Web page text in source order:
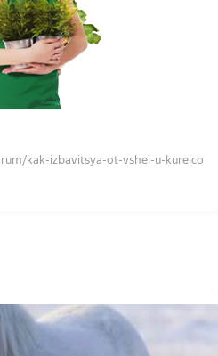
kak-izbavitsya-ot-vshei-u-kureico